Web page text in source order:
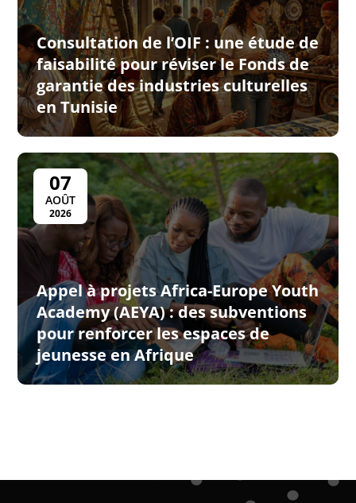
Consultation de l’OIF : une étude de
faisabilité pour réviser le Fonds de
garantie des industries culturelles
en Tunisie
07
AOÛT
2026
Appel à projets Africa-Europe Youth
Academy (AEYA) : des subventions
pour renforcer les espaces de
jeunesse en Afrique